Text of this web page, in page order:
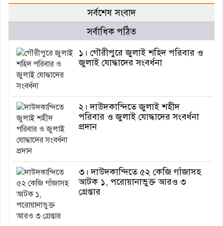
সর্বশেষ সংবাদ
সর্বাধিক পঠিত
১। গৌরীপুরে জুলাই শহিদ পরিবার ও
জুলাই যোদ্ধাদের সংবর্ধনা
২। দাউদকান্দিতে জুলাই শহীদ
পরিবার ও জুলাই যোদ্ধাদের সংবর্ধনা
প্রদান
৩। দাউদকান্দিতে ৫২ কেজি গাঁজাসহ
আটক ১, পরোয়ানাভুক্ত আরও ৩
গ্রেপ্তার